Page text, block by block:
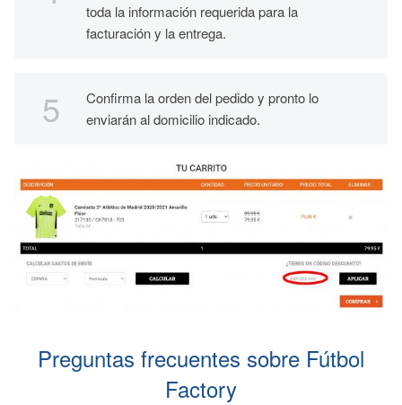
toda la información requerida para la
facturación y la entrega.
Confirma la orden del pedido y pronto lo
enviarán al domicilio indicado.
Preguntas frecuentes sobre Fútbol
Factory